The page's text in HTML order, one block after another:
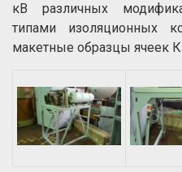
кВ различных
типами изоляционных
макетные образцы ячеек